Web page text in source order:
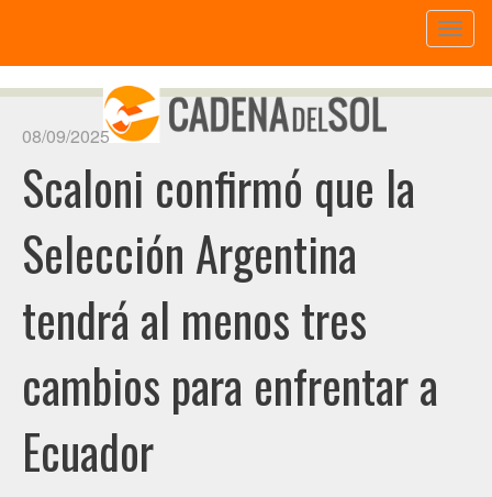
08/09/2025
Scaloni confirmó que la
Selección Argentina
tendrá al menos tres
cambios para enfrentar a
Ecuador